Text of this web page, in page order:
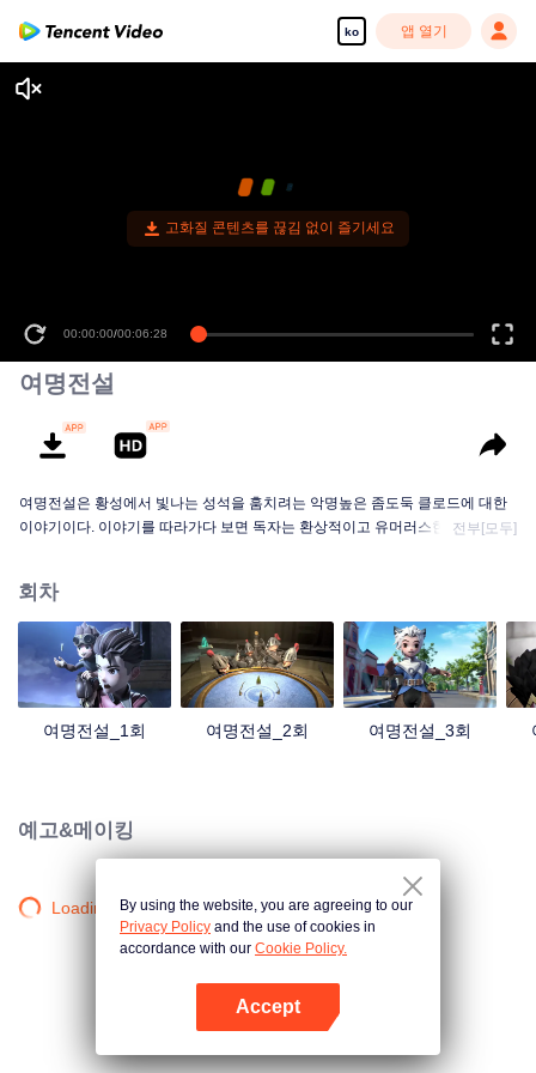
ko 앱 열기
고화질 콘텐츠를 끊김 없이 즐기세요
00:00:00/00:06:28
여명전설
여명전설은 황성에서 빛나는 성석을 훔치려는 악명높은 좀도둑 클로드에 대한
이야기이다. 이야기를 따라가다 보면 독자는 환상적이고 유머러스한 모험의 세
진짜 목적이 뭔지 알게 되는데...
전부[모두]
회차
여명전설_1회 여명전설_2회 여명전설_3회
예고&메이킹
Loading…By using the website, you are agreeing to our
Privacy Policy and the use of cookies in
accordance with our Cookie Policy.
Accept